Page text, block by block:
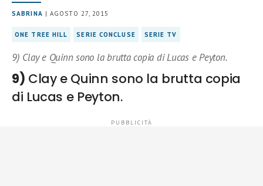
SABRINA | AGOSTO 27, 2015
ONE TREE HILL SERIE CONCLUSE SERIE TV
9) Clay e Quinn sono la brutta copia di Lucas e Peyton.
9) Clay e Quinn sono la brutta copia
di Lucas e Peyton.